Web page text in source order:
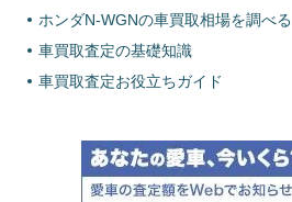
ホンダN-WGNの車買取相場を調べる
車買取査定の基礎知識
車買取査定お役立ちガイド